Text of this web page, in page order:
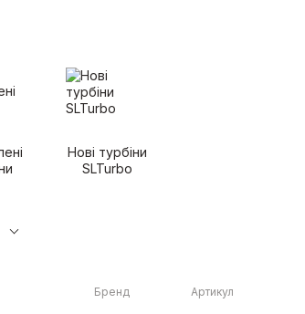
Нові турбіни
SLTurbo
Бренд Артикул